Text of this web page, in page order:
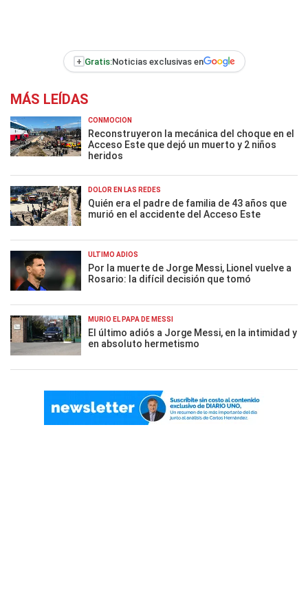
+ Gratis:Noticias exclusivas en
MÁS LEÍDAS
CONMOCIÓN
Reconstruyeron la mecánica del choque en el
Acceso Este que dejó un muerto y 2 niños
heridos
DOLOR EN LAS REDES
Quién era el padre de familia de 43 años que
murió en el accidente del Acceso Este
ÚLTIMO ADIÓS
Por la muerte de Jorge Messi, Lionel vuelve a
Rosario: la difícil decisión que tomó
MURIÓ EL PAPÁ DE MESSI
El último adiós a Jorge Messi, en la intimidad y
en absoluto hermetismo